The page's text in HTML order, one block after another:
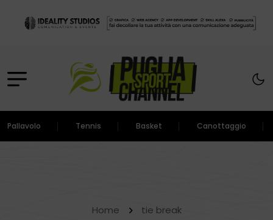
Pallavolo Tennis Basket Canottaggio
Home tie break